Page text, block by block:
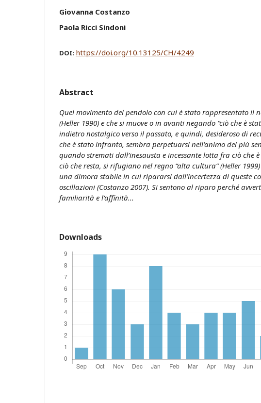
Giovanna Costanzo
Paola Ricci Sindoni
DOI: https://doi.org/10.13125/CH/4249
Abstract
Quel movimento del pendolo con cui è stato rappresentato il
(Heller 1990) e che si muove o in avanti negando “ciò che è
indietro nostalgico verso il passato, e quindi, desideroso di
che è stato infranto, sembra perpetuarsi nell’animo dei più
quando stremati dall’inesausta e incessante lotta fra ciò che
ciò che resta, si rifugiano nel regno “alta cultura” (Heller
una dimora stabile in cui ripararsi dall’incertezza di queste
oscillazioni (Costanzo 2007). Si sentono al riparo perché
familiarità e l’affinità...
Downloads